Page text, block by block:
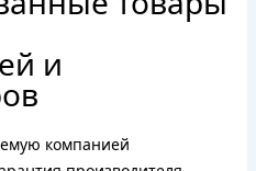
и
компанией